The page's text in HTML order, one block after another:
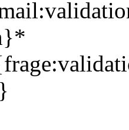
*